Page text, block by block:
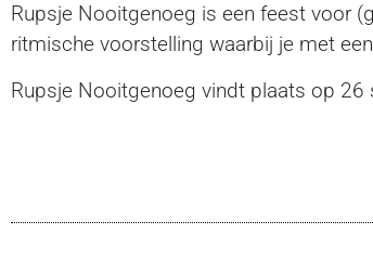
Rupsje Nooitgenoeg is een feest voor
ritmische voorstelling waarbij je met
Rupsje Nooitgenoeg vindt plaats op 26